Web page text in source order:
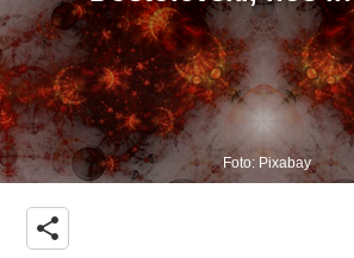
Foto: Pixabay
share